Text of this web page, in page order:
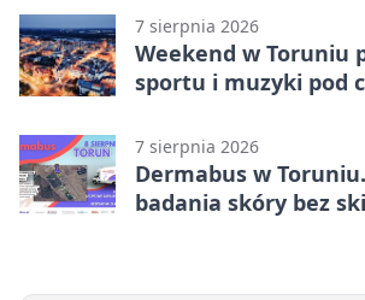
7 sierpnia 2026
Weekend w Toruniu
sportu i muzyki pod
7 sierpnia 2026
Dermabus w
badania skóry bez